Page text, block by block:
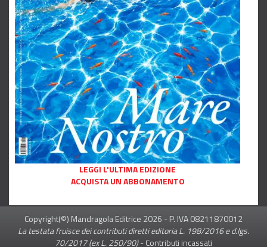
LEGGI L'ULTIMA EDIZIONE
ACQUISTA UN ABBONAMENTO
Copyright(©) Mandragola Editrice 2026 - P. IVA 08211870012
La testata fruisce dei contributi diretti editoria L. 198/2016 e d.lgs.
70/2017 (ex L. 250/90)-Contributi incassati